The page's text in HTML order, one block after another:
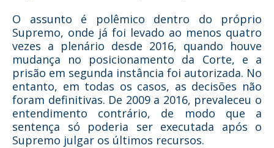
O assunto é polêmico dentro do próprio
Supremo, onde já foi levado ao menos quatro
vezes a plenário desde 2016, quando houve
mudança no posicionamento da Corte, e a
prisão em segunda instância foi autorizada. No
entanto, em todas os casos, as decisões não
foram definitivas. De 2009 a 2016, prevaleceu o
entendimento contrário, de modo que a
sentença só poderia ser executada após o
Supremo julgar os últimos recursos.